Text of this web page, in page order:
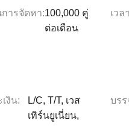
ารจัดหา:100,000 คู่
ต่อเดือน
เวล
งิน:
L/C, T/T, เวส
เทิร์นยูเนี่ยน,
บร